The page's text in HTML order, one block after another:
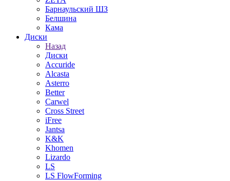
Барнаульский ШЗ
Белшина
Кама
Диски
Назад
Диски
Accuride
Alcasta
Asterro
Better
Carwel
Cross Street
iFree
Jantsa
K&K
Khomen
Lizardo
LS
LS FlowForming